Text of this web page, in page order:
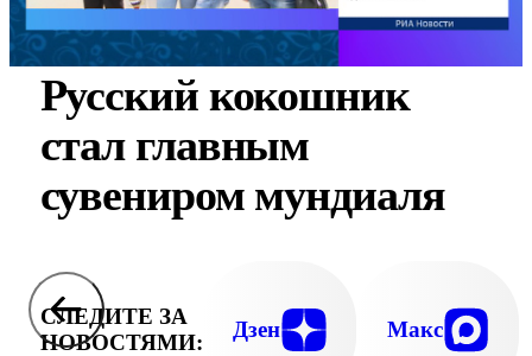
Русский кокошник
стал главным
сувениром мундиаля
СЛЕДИТЕ ЗА
НОВОСТЯМИ:
Дзен Макс